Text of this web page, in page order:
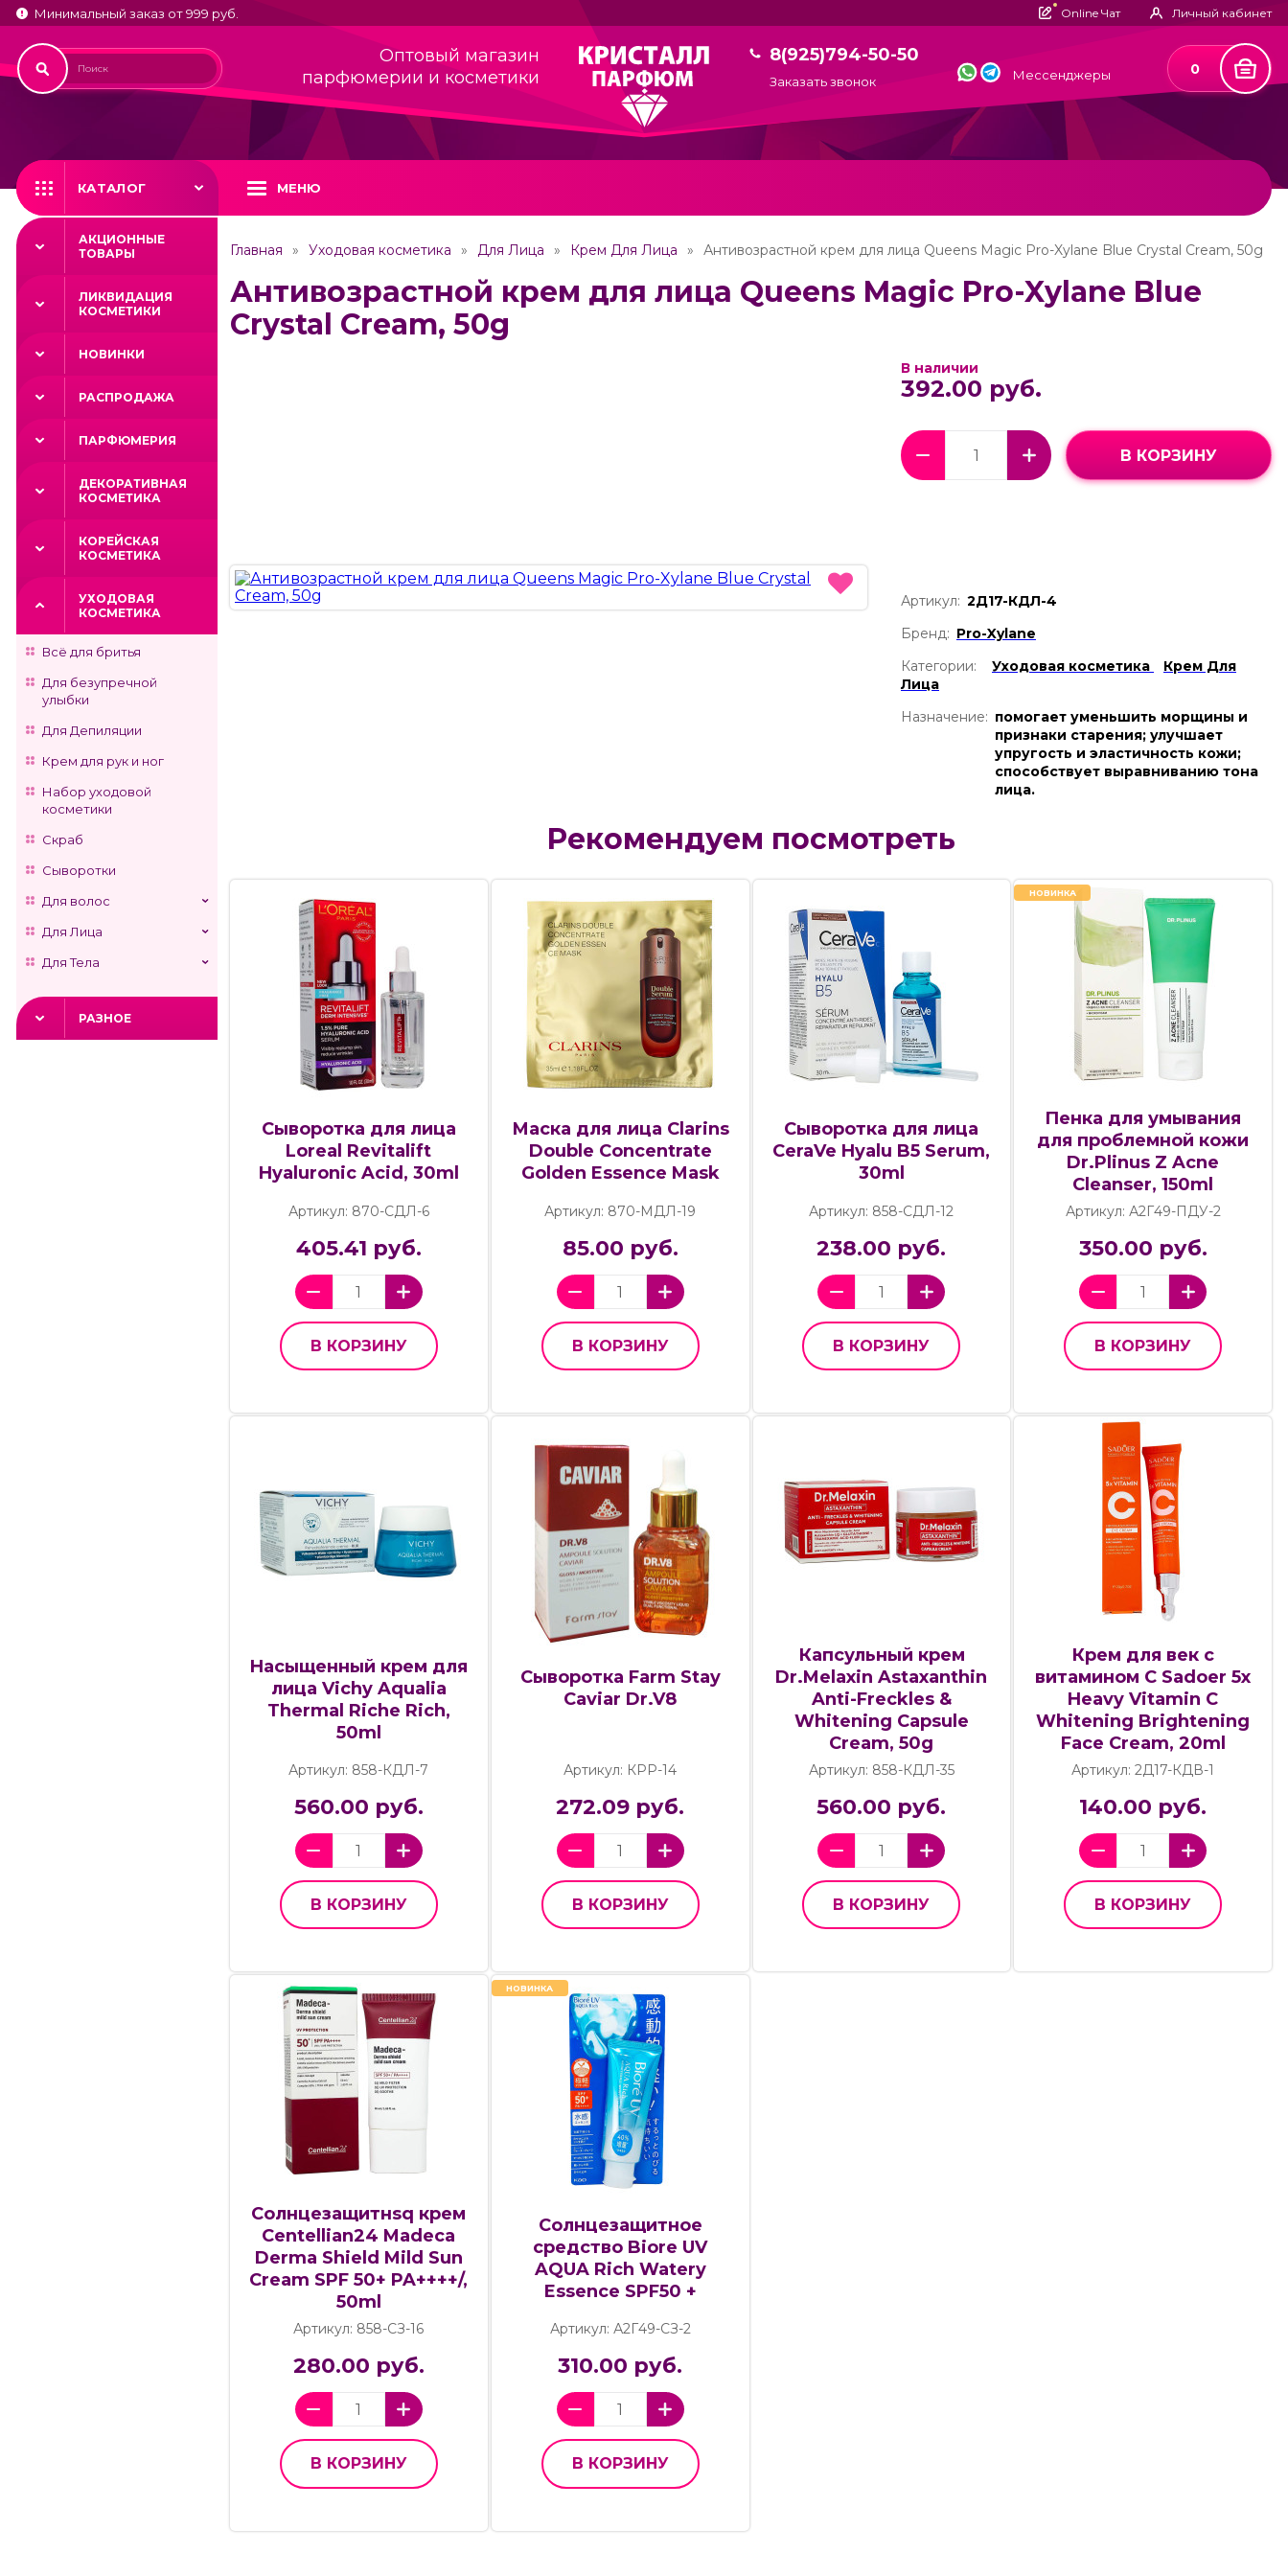
Минимальный заказ от 999 руб. Online Чат Личный кабинет
Оптовый магазин
парфюмерии и косметики
8(925)794-50-50
Заказать звонок Мессенджеры 0
КАТАЛОГ МЕНЮ
АКЦИОННЫЕ
ТОВАРЫ
ЛИКВИДАЦИЯ
КОСМЕТИКИ
НОВИНКИ
РАСПРОДАЖА
ПАРФЮМЕРИЯ
ДЕКОРАТИВНАЯ
КОСМЕТИКА
КОРЕЙСКАЯ
КОСМЕТИКА
УХОДОВАЯ
КОСМЕТИКА
Всё для бритья
Для безупречной
улыбки
Для Депиляции
Крем для рук и ног
Набор уходовой
косметики
Скраб
Сыворотки
Для волос
Для Лица
Для Тела
РАЗНОЕ
Главная Уходовая косметика Для Лица Крем Для Лица Антивозрастной крем для лица Queens Magic Pro-Xylane Blue Crystal Cream, 50g
Антивозрастной крем для лица Queens Magic Pro-Xylane Blue
Crystal Cream, 50g
В наличии
392.00 руб.
В КОРЗИНУ
Артикул: 2Д17-КДЛ-4
Бренд: Pro-Xylane
Категории:
Уходовая косметика
Крем Для
Лица
Назначение: помогает уменьшить морщины и
признаки старения; улучшает
упругость и эластичность кожи;
способствует выравниванию тона
лица.
Рекомендуем посмотреть
Сыворотка для лица
Loreal Revitalift
Hyaluronic Acid, 30ml
Артикул: 870-СДЛ-6
405.41 руб.
В КОРЗИНУ
Маска для лица Clarins
Double Concentrate
Golden Essence Mask
Артикул: 870-МДЛ-19
85.00 руб.
В КОРЗИНУ
Сыворотка для лица
CeraVe Hyalu B5 Serum,
30ml
Артикул: 858-СДЛ-12
238.00 руб.
В КОРЗИНУ
НОВИНКА
Пенка для умывания
для проблемной кожи
Dr.Plinus Z Acne
Cleanser, 150ml
Артикул: А2Г49-ПДУ-2
350.00 руб.
В КОРЗИНУ
Насыщенный крем для
лица Vichy Aqualia
Thermal Riche Rich,
50ml
Артикул: 858-КДЛ-7
560.00 руб.
В КОРЗИНУ
Сыворотка Farm Stay
Caviar Dr.V8
Артикул: КРР-14
272.09 руб.
В КОРЗИНУ
Капсульный крем
Dr.Melaxin Astaxanthin
Anti-Freckles &
Whitening Capsule
Cream, 50g
Артикул: 858-КДЛ-35
560.00 руб.
В КОРЗИНУ
Крем для век с
витамином С Sadoer 5x
Heavy Vitamin C
Whitening Brightening
Face Cream, 20ml
Артикул: 2Д17-КДВ-1
140.00 руб.
В КОРЗИНУ
Cолнцезащитнsq крем
Centellian24 Madeca
Derma Shield Mild Sun
Cream SPF 50+ PA++++/,
50ml
Артикул: 858-СЗ-16
280.00 руб.
В КОРЗИНУ
НОВИНКА
Солнцезащитное
средство Biore UV
AQUA Rich Watery
Essence SPF50 +
Артикул: А2Г49-СЗ-2
310.00 руб.
В КОРЗИНУ